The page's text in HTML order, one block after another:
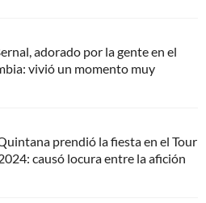
adorado por la gente en el
vivió un momento muy
prendió la fiesta en el Tour
causó locura entre la afición